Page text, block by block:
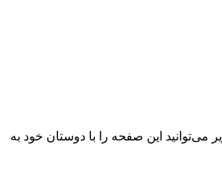
می‌توانید این صفحه را با دوستان خود به